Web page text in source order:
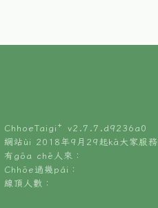
ChhoeTaigi⁺ v2.7.7.d9236a0
網站ùi 2018年9月29起kā大家服務
有gōa chē人來：
Chhōe過幾pái：
線頂人數：